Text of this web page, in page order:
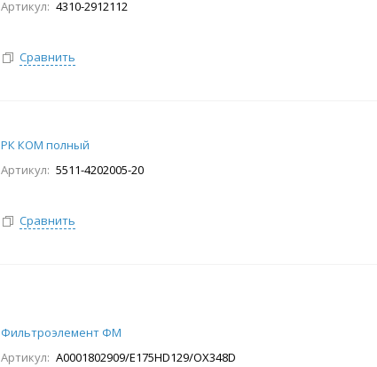
Артикул: 4310-2912112
Сравнить
РК КОМ полный
Артикул: 5511-4202005-20
Сравнить
Фильтроэлемент ФМ
Артикул: A0001802909/E175HD129/OX348D